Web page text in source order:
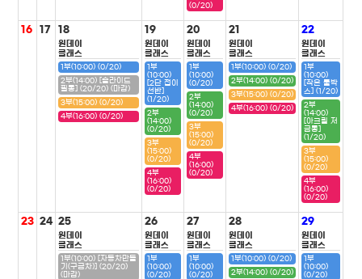
(0/20)
16 17 18
원데이
클래스
1부(10:00) (0/20)
2부(14:00) [슬라이드
필통] (20/20) (마감)
3부(15:00) (0/20)
4부(16:00) (0/20)
19
원데이
클래스
1부
(10:00)
[2단 접이
선반]
(1/20)
2부
(14:00)
(0/20)
3부
(15:00)
(0/20)
4부
(16:00)
(0/20)
20
원데이
클래스
1부
(10:00)
(0/20)
2부
(14:00)
(0/20)
3부
(15:00)
(0/20)
4부
(16:00)
(0/20)
21
원데이
클래스
1부(10:00) (0/20)
2부(14:00) (0/20)
3부(15:00) (0/20)
4부(16:00) (0/20)
22
원데이
클래스
1부
(10:00)
[작은 툴박
스] (1/20)
2부
(14:00)
[아크릴 저
금통]
(1/20)
3부
(15:00)
(0/20)
4부
(16:00)
(0/20)
23 24 25
원데이
클래스
1부(10:00) [자동차만들
기(구급차)] (20/20)
(마감)
26
원데이
클래스
1부
(10:00)
(0/20)
27
원데이
클래스
1부
(10:00)
(0/20)
28
원데이
클래스
1부(10:00) (0/20)
2부(14:00) (0/20)
29
원데이
클래스
1부
(10:00)
(0/20)